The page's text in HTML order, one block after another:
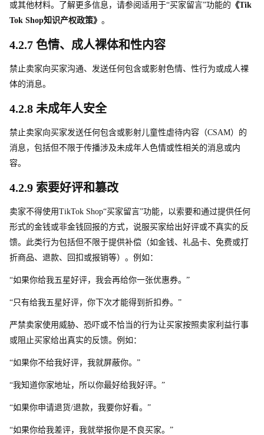
或其他材料。了解更多信息，请参阅适用于“买家留言”功能的 《Tik
Tok Shop知识产权政策》 。
4.2.7 色情、成人裸体和性内容
禁止卖家向买家沟通、发送任何包含或影射色情、性行为或成人裸
体的消息。
4.2.8 未成年人安全
禁止卖家向买家发送任何包含或影射儿童性虐待内容（CSAM）的
消息，包括但不限于传播涉及未成年人色情或性相关的消息或内
容。
4.2.9 索要好评和篡改
卖家不得使用TikTok Shop“买家留言”功能，以索要和通过提供任何
形式的金钱或非金钱回报的方式，说服买家给出好评或不真实的反
馈。此类行为包括但不限于提供补偿（如金钱、礼品卡、免费或打
折商品、退款、回扣或报销等）。例如：
“如果你给我五星好评，我会再给你一张优惠券。”
“只有给我五星好评，你下次才能得到折扣券。”
严禁卖家使用威胁、恐吓或不恰当的行为让买家按照卖家利益行事
或阻止买家给出真实的反馈。例如：
“如果你不给我好评，我就屏蔽你。”
“我知道你家地址，所以你最好给我好评。”
“如果你申请退货/退款，我要你好看。”
“如果你给我差评，我就举报你是不良买家。”